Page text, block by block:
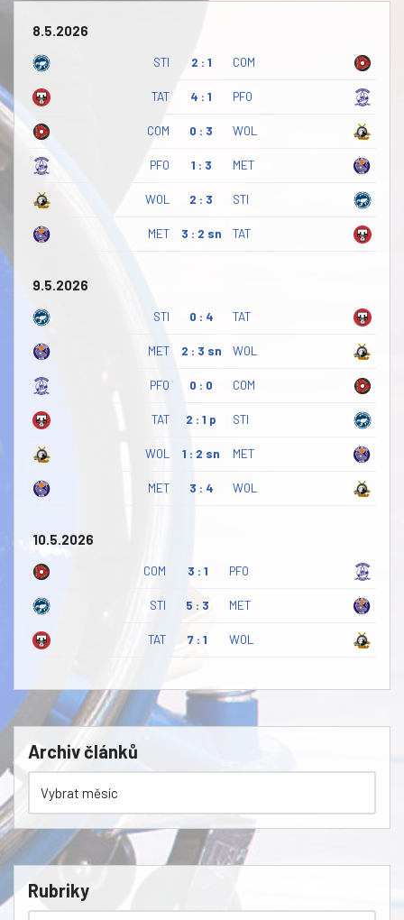
8.5.2026
STI 2 : 1 COM
TAT 4 : 1 PFO
COM 0 : 3 WOL
PFO 1 : 3 MET
WOL 2 : 3 STI
MET 3 : 2 sn TAT
9.5.2026
STI 0 : 4 TAT
MET 2 : 3 sn WOL
PFO 0 : 0 COM
TAT 2 : 1 p STI
WOL 1 : 2 sn MET
MET 3 : 4 WOL
10.5.2026
COM 3 : 1 PFO
STI 5 : 3 MET
TAT 7 : 1 WOL
Archiv článků
Rubriky